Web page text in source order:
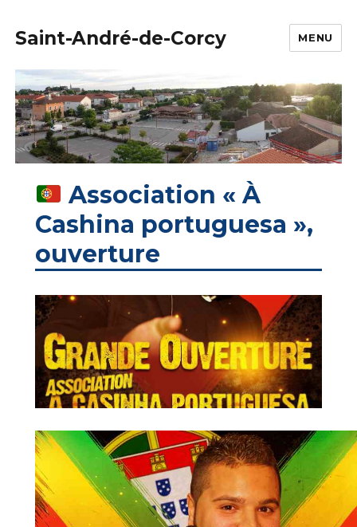
Saint-André-de-Corcy MENU
Association « À
Cashina portuguesa »,
ouverture